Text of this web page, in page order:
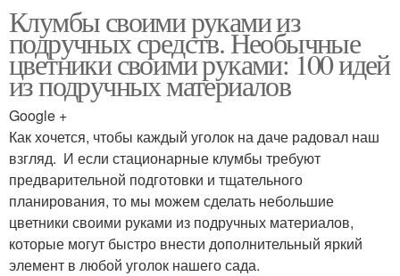
Клумбы своими руками из
подручных средств. Необычные
цветники своими руками: 100 идей
из подручных материалов
Google +
Как хочется, чтобы каждый уголок на даче радовал наш
взгляд. И если стационарные клумбы требуют
предварительной подготовки и тщательного
планирования, то мы можем сделать небольшие
цветники своими руками из подручных материалов,
которые могут быстро внести дополнительный яркий
элемент в любой уголок нашего сада.